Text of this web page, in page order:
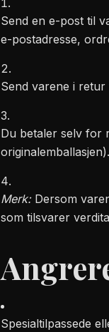
Send en e-post til
e-postadresse,
Send varene i
Du betaler selv for
originalemballasjen).
Merk:Dersom
som tilsvarer
Spesialtilpassede